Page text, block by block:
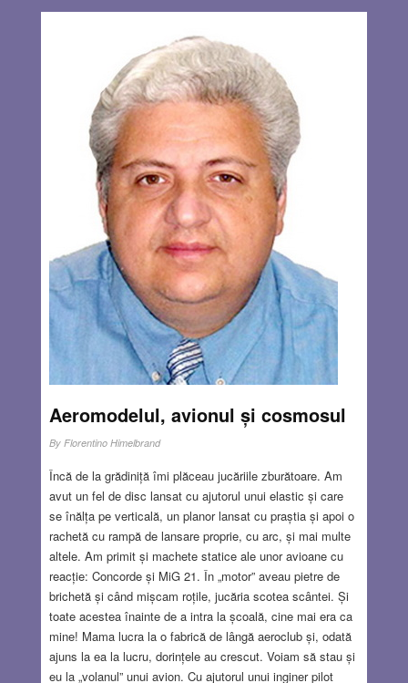
Aeromodelul, avionul și cosmosul
By Florentino Himelbrand
Încă de la grădiniță îmi plăceau jucăriile zburătoare. Am
avut un fel de disc lansat cu ajutorul unui elastic și care
se înălța pe verticală, un planor lansat cu praștia și apoi o
rachetă cu rampă de lansare proprie, cu arc, și mai multe
altele. Am primit și machete statice ale unor avioane cu
reacție: Concorde și MiG 21. În „motor” aveau pietre de
brichetă și când mișcam roțile, jucăria scotea scântei. Și
toate acestea înainte de a intra la școală, cine mai era ca
mine! Mama lucra la o fabrică de lângă aeroclub și, odată
ajuns la ea la lucru, dorințele au crescut. Voiam să stau și
eu la „volanul” unui avion. Cu ajutorul unui inginer pilot